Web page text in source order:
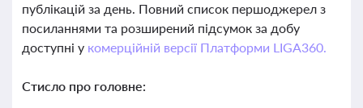
публікацій за день. Повний список першоджерел з
посиланнями та розширений підсумок за добу
доступні у комерційній версії Платформи LIGA360.
Стисло про головне: